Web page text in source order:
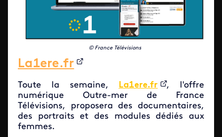
© France Télévisions
La1ere.fr
Toute la semaine, La1ere.fr
, l'offre
numérique Outre-mer de France
Télévisions, proposera des documentaires,
des portraits et des modules dédiés aux
femmes.